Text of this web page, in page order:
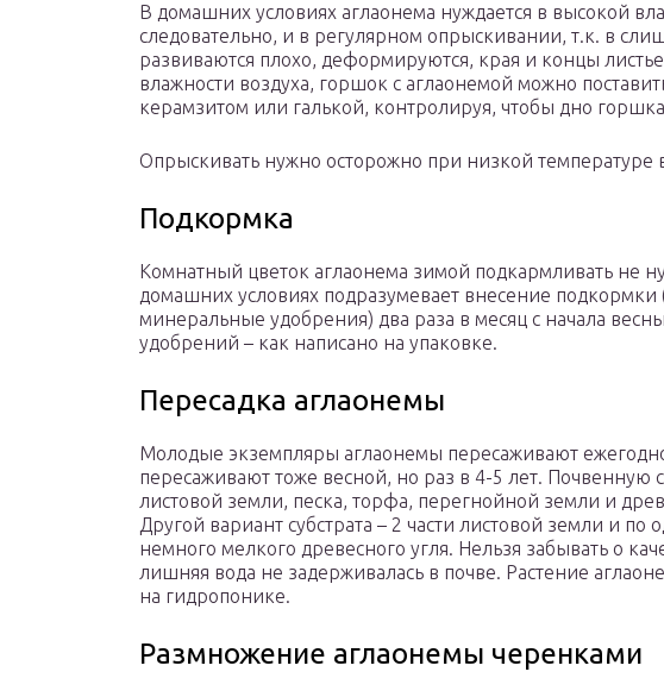
В домашних условиях аглаонема нуждается в высокой
следовательно, и в регулярном опрыскивании, т.к. в
развиваются плохо, деформируются, края и концы
влажности воздуха, горшок с аглаонемой можно
керамзитом или галькой, контролируя, чтобы дно
Опрыскивать нужно осторожно при низкой температуре
Подкормка
Комнатный цветок аглаонема зимой подкармливать не
домашних условиях подразумевает внесение подкормки
минеральные удобрения) два раза в месяц с начала
удобрений – как написано на упаковке.
Пересадка аглаонемы
Молодые экземпляры аглаонемы пересаживают
пересаживают тоже весной, но раз в 4-5 лет. Почвенную
листовой земли, песка, торфа, перегнойной земли и
Другой вариант субстрата – 2 части листовой земли и по
немного мелкого древесного угля. Нельзя забывать о
лишняя вода не задерживалась в почве. Растение
на гидропонике.
Размножение аглаонемы черенками